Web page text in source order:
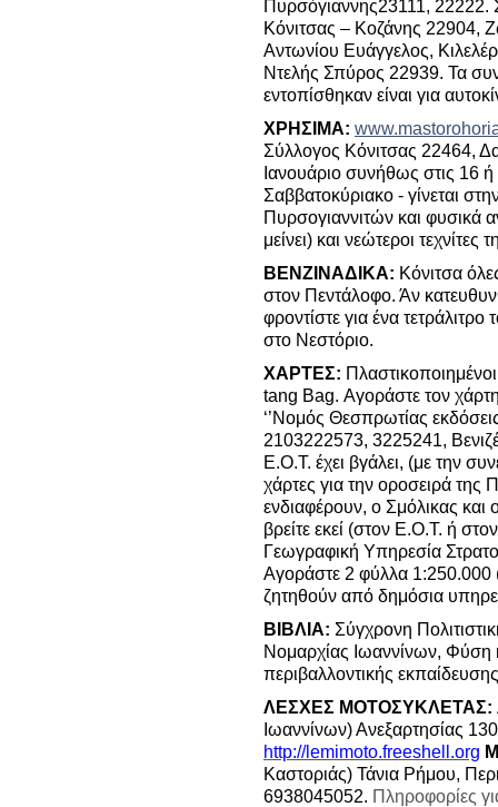
Πυρσόγιαννης23111, 22222.
Κόνιτσας – Κοζάνης 22904,
Αντωνίου Ευάγγελος,
Ντελής Σπύρος 22939. Τα
εντοπίσθηκαν είναι για
ΧΡΗΣΙΜΑ:
Σύλλογος Κόνιτσας 22464,
Ιανουάριο συνήθως στις 16 ή
Σαββατοκύριακο - γίνεται
Πυρσογιαννιτών και φυσικά
μείνει) και νεώτεροι τεχνίτες
ΒΕΝΖΙΝΑΔΙΚΑ: Κόνιτσα
στον Πεντάλοφο. Άν
φροντίστε για ένα
στο Νεστόριο.
ΧΑΡΤΕΣ:
tang Bag. Αγοράστε τον
‘’Νομός Θεσπρωτίας
2103222573, 3225241,
Ε.Ο.Τ. έχει βγάλει, (με την
χάρτες για την οροσειρά της
ενδιαφέρουν, ο Σμόλικας
βρείτε εκεί (στον Ε.Ο.Τ. ή
Γεωγραφική Υπηρεσία
Αγοράστε 2 φύλλα 1:250.000
ζητηθούν από δημόσια
ΒΙΒΛΙΑ: Σύγχρονη
Νομαρχίας Ιωαννίνων,
περιβαλλοντικής
ΛΕΣΧΕΣ ΜΟΤΟΣΥΚΛΕΤΑΣ:
Ιωαννίνων) Ανεξαρτησίας
http://lemimoto.freeshell.org
Καστοριάς) Τάνια Ρήμου,
6938045052. Πληροφορίες